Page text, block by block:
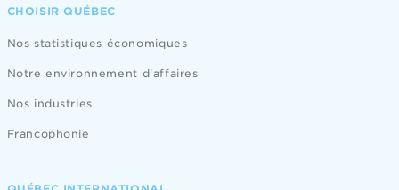
CHOISIR QUÉBEC
Nos statistiques économiques
Notre environnement d'affaires
Nos industries
Francophonie